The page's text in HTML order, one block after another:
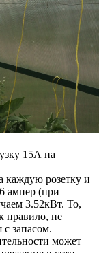
15А на
каждую розетку и
ампер (при
3.52кВт. То,
правило, не
с запасом.
может